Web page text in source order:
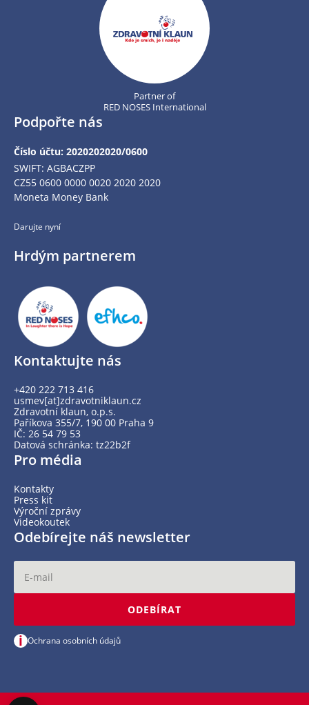
Partner of
RED NOSES International
Podpořte nás
Číslo účtu: 2020202020/0600
SWIFT: AGBACZPP
CZ55 0600 0000 0020 2020 2020
Moneta Money Bank
Darujte nyní
Hrdým partnerem
Kontaktujte nás
+420 222 713 416
usmev[at]zdravotniklaun.cz
Zdravotní klaun, o.p.s.
Paříkova 355/7, 190 00 Praha 9
IČ: 26 54 79 53
Datová schránka: tz22b2f
Pro média
Kontakty
Press kit
Výroční zprávy
Videokoutek
Odebírejte náš newsletter
ODEBÍRAT
i Ochrana osobních údajů